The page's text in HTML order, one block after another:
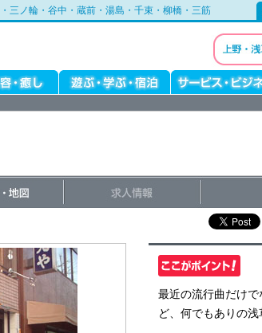
三ノ輪・谷中・蔵前・湯島・千束・柳橋・三筋
最近の流行曲だけ
ど、何でもありの